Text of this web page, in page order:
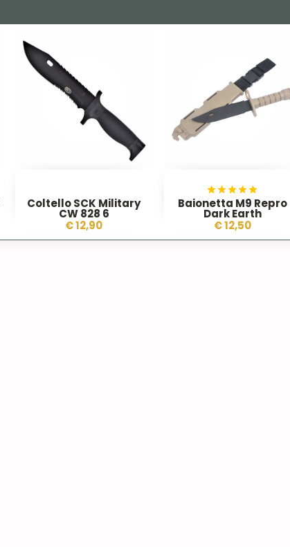
Coltello SCK Military
CW 828 6
€ 12,90
Baionetta M9 Repro
Dark Earth
€ 12,50